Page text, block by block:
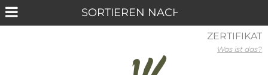
ZERTIFIKAT
Was ist das?